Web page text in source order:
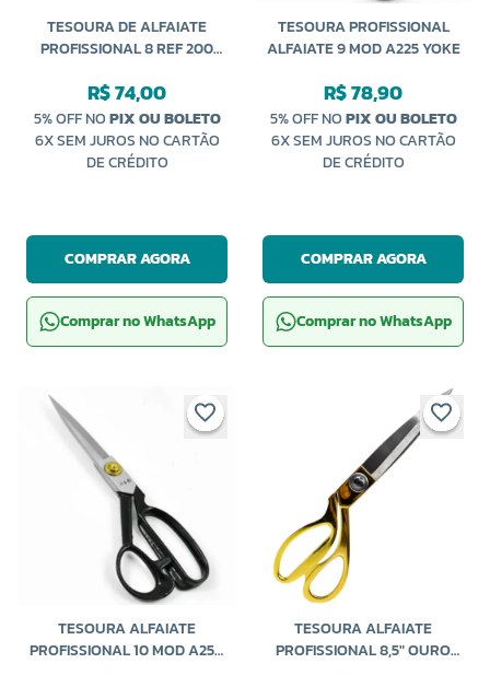
TESOURA DE ALFAIATE
PROFISSIONAL 8 REF 200
R$ 74,00
5% OFF NOPIX OU BOLETO
6X SEM JUROS NO CARTÃO
DE CRÉDITO
COMPRAR AGORA
Comprar no WhatsApp
TESOURA PROFISSIONAL
ALFAIATE 9 MOD A225 YOKE
R$ 78,90
5% OFF NOPIX OU BOLETO
6X SEM JUROS NO CARTÃO
DE CRÉDITO
COMPRAR AGORA
Comprar no WhatsApp
TESOURA ALFAIATE
PROFISSIONAL 10 MOD A250
TESOURA ALFAIATE
PROFISSIONAL 8,5" OURO